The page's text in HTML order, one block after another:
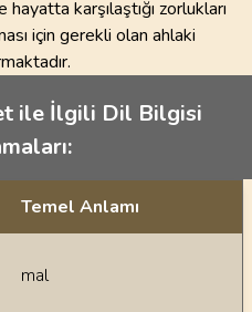
karşılaştığı zorlukları
için gerekli olan ahlaki
ile İlgili Dil Bilgisi
Temel Anlamı
mal